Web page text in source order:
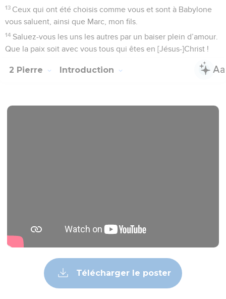
13 Ceux qui ont été choisis comme vous et sont à Babylone
vous saluent, ainsi que Marc, mon fils.
14 Saluez-vous les uns les autres par un baiser plein d’amour.
Que la paix soit avec vous tous qui êtes en [Jésus-]Christ !
2 Pierre Introduction
Télécharger le poster